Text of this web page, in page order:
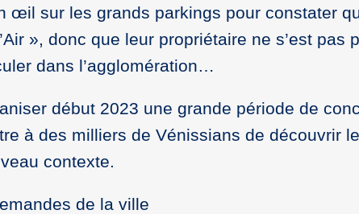
œil sur les grands parkings pour constater
», donc que leur propriétaire ne s’est
dans l’agglomération…
début 2023 une grande période de
à des milliers de Vénissians de découvrir
contexte.
de la ville